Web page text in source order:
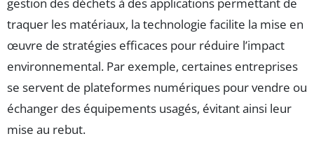
gestion des déchets à des applications permettant de
traquer les matériaux, la technologie facilite la mise en
œuvre de stratégies efficaces pour réduire l’impact
environnemental. Par exemple, certaines entreprises
se servent de plateformes numériques pour vendre ou
échanger des équipements usagés, évitant ainsi leur
mise au rebut.